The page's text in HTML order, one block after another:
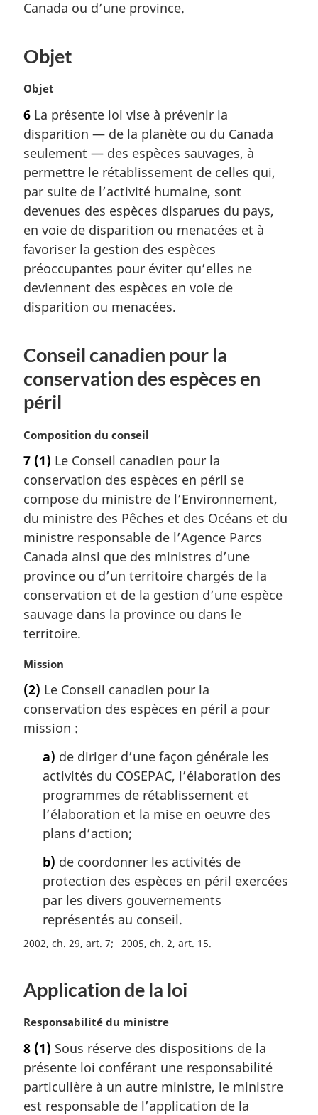
e
r
i
a
l
e
Canada ou d’une province.
Objet
N
t
e
m
a
r
g
i
n
a
e
:
Objet
6 La présente loi vise à prévenir la
disparition — de la planète ou du Canada
seulement — des espèces sauvages, à
permettre le rétablissement de celles qui,
par suite de l’activité humaine, sont
devenues des espèces disparues du pays,
en voie de disparition ou menacées et à
favoriser la gestion des espèces
préoccupantes pour éviter qu’elles ne
deviennent des espèces en voie de
disparition ou menacées.
Conseil canadien pour la
conservation des espèces en
péril
N
t
e
m
a
g
i
n
a
e
:
Composition du conseil
7 (1) Le Conseil canadien pour la
conservation des espèces en péril se
compose du ministre de l’Environnement,
du ministre des Pêches et des Océans et du
ministre responsable de l’Agence Parcs
Canada ainsi que des ministres d’une
province ou d’un territoire chargés de la
conservation et de la gestion d’une espèce
sauvage dans la province ou dans le
territoire.
N
t
e
m
Mission
(2) Le Conseil canadien pour la
conservation des espèces en péril a pour
mission :
a) de diriger d’une façon générale les
activités du COSEPAC, l’élaboration des
programmes de rétablissement et
l’élaboration et la mise en oeuvre des
plans d’action;
b) de coordonner les activités de
protection des espèces en péril exercées
par les divers gouvernements
représentés au conseil.
2002, ch. 29, art. 7 2005, ch. 2, art. 15
Application de la loi
N
t
e
m
a
Responsabilité du ministre
8 (1) Sous réserve des dispositions de la
présente loi conférant une responsabilité
particulière à un autre ministre, le ministre
est responsable de l’application de la